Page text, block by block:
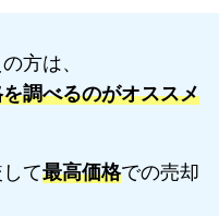
方は、
調べるのがオススメ
て最高価格での売却